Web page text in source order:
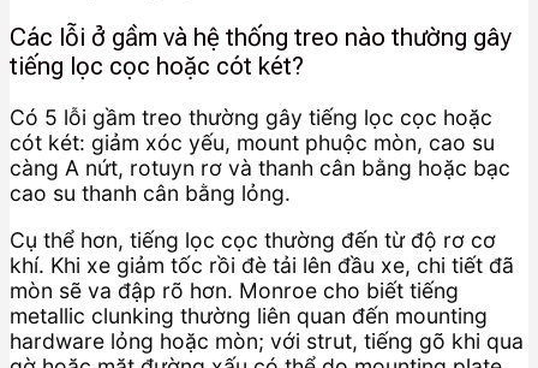
Các lỗi ở gầm và hệ thống treo nào thường gây
tiếng lọc cọc hoặc cót két?
Có 5 lỗi gầm treo thường gây tiếng lọc cọc hoặc
cót két: giảm xóc yếu, mount phuộc mòn, cao su
càng A nứt, rotuyn rơ và thanh cân bằng hoặc bạc
cao su thanh cân bằng lỏng.
Cụ thể hơn, tiếng lọc cọc thường đến từ độ rơ cơ
khí. Khi xe giảm tốc rồi đè tải lên đầu xe, chi tiết đã
mòn sẽ va đập rõ hơn. Monroe cho biết tiếng
metallic clunking thường liên quan đến mounting
hardware lỏng hoặc mòn; với strut, tiếng gõ khi qua